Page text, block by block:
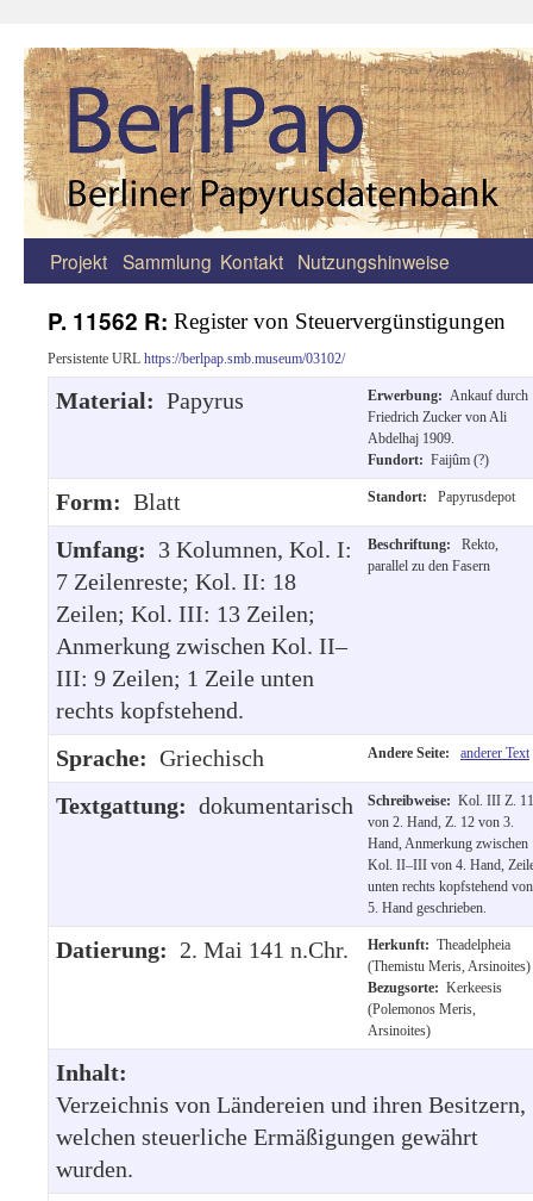
Zum
springen
Projekt Sammlung Kontakt Nutzungshinweise
P. 11562 R: Register von Steuervergünstigungen
Persistente URL https://berlpap.smb.museum/03102/
Material: Papyrus Erwerbung: Ankauf durch
Friedrich Zucker von Ali
Abdelhaj 1909.
Fundort: Faijûm (?)
Form: Blatt Standort: Papyrusdepot
Umfang: 3 Kolumnen, Kol. I:
7 Zeilenreste; Kol. II: 18
Zeilen; Kol. III: 13 Zeilen;
Anmerkung zwischen Kol. II–
III: 9 Zeilen; 1 Zeile unten
rechts kopfstehend.
Beschriftung:
Rekto,
parallel zu den Fasern
Sprache: Griechisch Andere Seite: anderer Text
Textgattung: dokumentarisch Schreibweise: Kol. III Z. 11
von 2. Hand, Z. 12 von 3.
Hand, Anmerkung zwischen
Kol. II–III von 4. Hand,
unten rechts kopfstehend von
5. Hand geschrieben.
Datierung: 2. Mai 141 n.Chr. Herkunft: Theadelpheia
(Themistu Meris, Arsinoites)
Bezugsorte: Kerkeesis
(Polemonos Meris,
Arsinoites)
Inhalt:
Verzeichnis von Ländereien und ihren Besitzern,
welchen steuerliche Ermäßigungen gewährt
wurden.